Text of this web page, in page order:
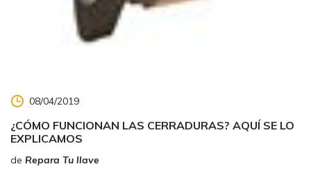
08/04/2019
¿CÓMO FUNCIONAN LAS CERRADURAS? AQUÍ SE LO
EXPLICAMOS
de Repara Tu llave